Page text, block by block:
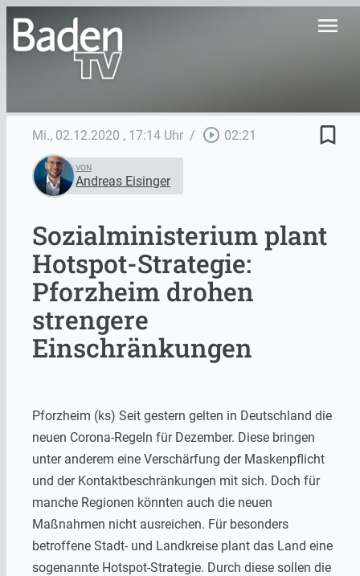
menu
Mi., 02.12.2020 , 17:14 Uhr / play_circle_outline 02:21 bookmark_border
VON
Andreas Eisinger
Sozialministerium plant
Hotspot-Strategie:
Pforzheim drohen
strengere
Einschränkungen
Pforzheim (ks) Seit gestern gelten in Deutschland die
neuen Corona-Regeln für Dezember. Diese bringen
unter anderem eine Verschärfung der Maskenpflicht
und der Kontaktbeschränkungen mit sich. Doch für
manche Regionen könnten auch die neuen
Maßnahmen nicht ausreichen. Für besonders
betroffene Stadt- und Landkreise plant das Land eine
sogenannte Hotspot-Strategie. Durch diese sollen die